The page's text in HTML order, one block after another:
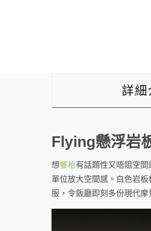
詳細
Flying懸浮岩
想餐枱有話題性又唔阻空
單位放大空間感。白色岩
服，令飯廳即刻多份現代